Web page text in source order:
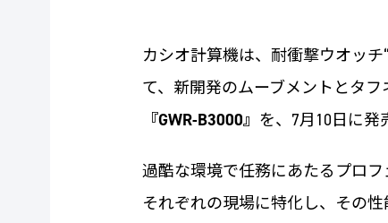
カシオ計算機は、耐衝撃ウオッチ
て、新開発のムーブメントとタ
『GWR-B3000』 を、7月10日に発
過酷な環境で任務にあたるプロ
それぞれの現場に特化し、その性